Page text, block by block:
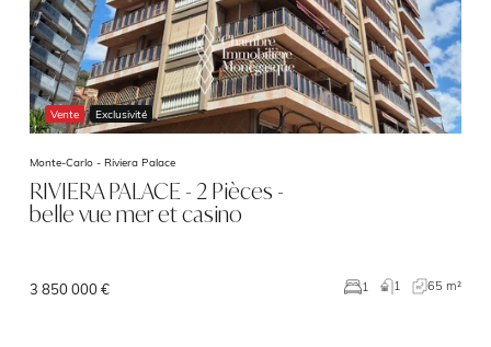
Vente Exclusivité
Monte-Carlo - Riviera Palace
RIVIERA PALACE - 2 Pièces -
belle vue mer et casino
3 850 000 € 1 1 65 m²